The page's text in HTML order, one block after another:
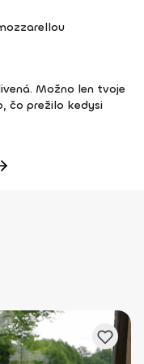
Možno len tvoje
čo prežilo kedysi